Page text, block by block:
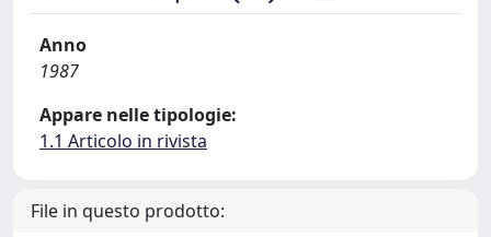
Anno
1987
Appare nelle tipologie:
1.1 Articolo in rivista
File in questo prodotto: